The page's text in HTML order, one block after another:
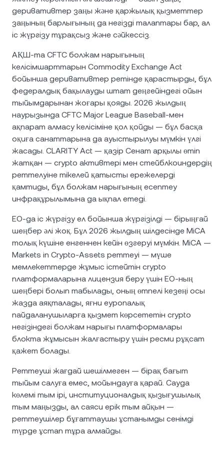
деривативтер заңы және қаржылық қызметтер
заңының барлығының да негізді талаптары бар, ал
іс жүргізу тұрақсыз және сәйкессіз.
АҚШ-та CFTC болжам нарығының
келісімшарттарын Commodity Exchange Act
бойынша деривативтер ретінде қарастырды, бұл
федералдық бақылауды штат деңгейіндегі ойын
тыйымдарынан жоғары қояды. 2026 жылдың
наурызында CFTC Major League Baseball-мен
ақпарат алмасу келісіміне қол қойды — бұл басқа
оқиға санаттарына да ауыстырылуы мүмкін үлгі
жасады. CLARITY Act — қазір Сенат арқылы өтіп
жатқан — crypto активтері мен стейблкоиндердің
реттелуіне тікелей қатысты ережелерді
қамтиды, бұл болжам нарығының есептеу
инфрақұрылымына да ықпал етеді.
ЕО-да іс жүргізу ел бойынша жүргізілді — бірыңғай
шеңбер әлі жоқ. Бұл 2026 жылдың шілдесінде MiCA
толық күшіне енгеннен кейін өзгеруі мүмкін. MiCA —
Markets in Crypto-Assets реттеуі — мүше
мемлекеттерде жұмыс істейтін crypto
платформаларына лицензия беру үшін ЕО-ның
шеңбері болып табылады, оның өтпелі кезеңі осы
жазда аяқталады, яғни еуропалық
пайдаланушыларға қызмет көрсететін crypto
негізіндегі болжам нарығы платформалары
блокта жұмысын жалғастыру үшін ресми рұқсат
қажет болады.
Реттеуші жағдай шешілмеген — бірақ бағыт
тыйым салуға емес, мойындауға қарай. Сауда
көлемі тым ірі, институционалдық қызығушылық
тым маңызды, ал саяси ерік тым айқын —
реттеушілер бұғаттаушы ұстанымды сенімді
түрде ұстап тұра алмайды.